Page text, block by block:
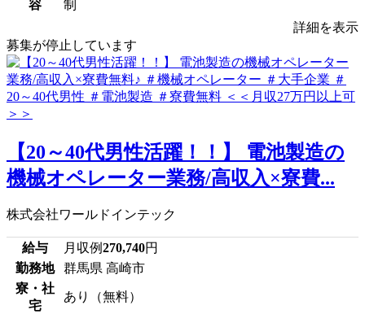
容
制
詳細を表示
募集が停止しています
【20～40代男性活躍！！】 電池製造の
機械オペレーター業務/高収入×寮費...
株式会社ワールドインテック
給与 月収例270,740円
勤務地
群馬県 高崎市
寮・社
宅
あり（無料）